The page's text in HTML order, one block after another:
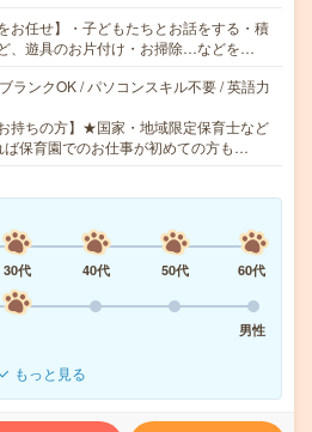
お任せ】・子どもたちとお話をする・積
、遊具のお片付け・お掃除…などを…
ランクOK / パソコンスキル不要 / 英語力
持ちの方】★国家・地域限定保育士など
ば保育園でのお仕事が初めての方も…
30代 40代 50代
60代
男性
もっと見る